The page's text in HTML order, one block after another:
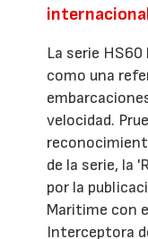
La serie
como una
velocidad.
de la serie, la
por la
Maritime con
Interceptora